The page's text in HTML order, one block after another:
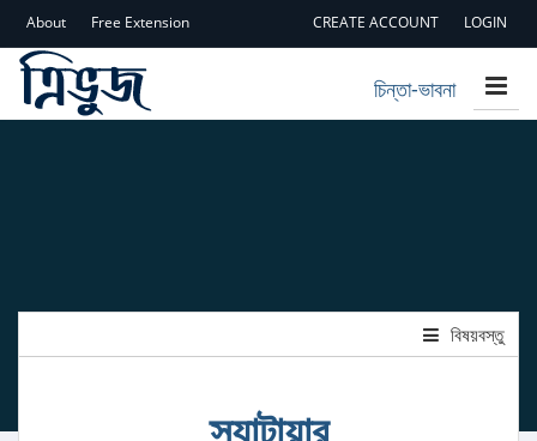
CREATE ACCOUNT LOGIN
About Free Extension
চিন্তা-ভাবনা
বিষয়বস্তু